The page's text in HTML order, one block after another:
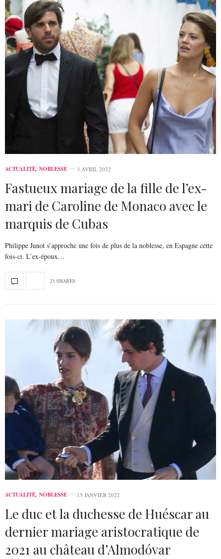
ACTUALITÉ, NOBLESSE 3 AVRIL 2022
Fastueux mariage de la fille de l’ex-
mari de Caroline de Monaco avec le
marquis de Cubas
Philippe Junot s’approche une fois de plus de la noblesse, en Espagne cette
fois-ci. L’ex-époux…
23 SHARES
ACTUALITÉ, NOBLESSE 15 JANVIER 2022
Le duc et la duchesse de Huéscar au
dernier mariage aristocratique de
2021 au château d’Almodóvar